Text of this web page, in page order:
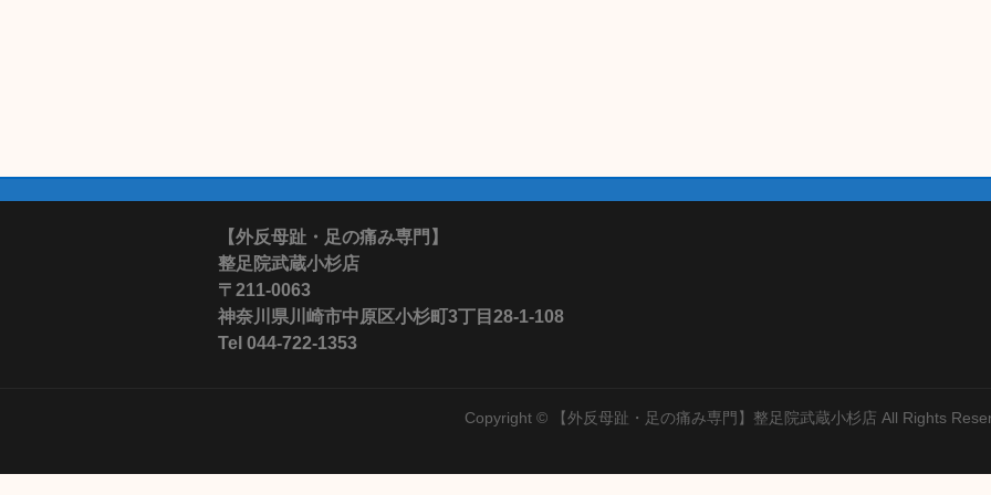
【外反母趾・足の痛み専門】
整足院武蔵小杉店
〒211-0063
神奈川県川崎市中原区小杉町3丁目28-1-108
Tel 044-722-1353
Copyright © 【外反母趾・足の痛み専門】整足院武蔵小杉店 All Rights